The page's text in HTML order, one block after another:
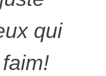
qui